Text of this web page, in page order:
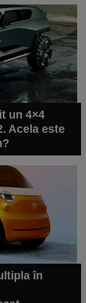
un 4×4
Acela este
în